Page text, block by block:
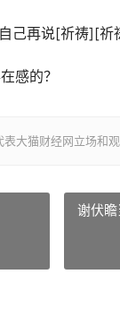
己再说[祈祷][祈
感的？
大猫财经网立场和
谢伏